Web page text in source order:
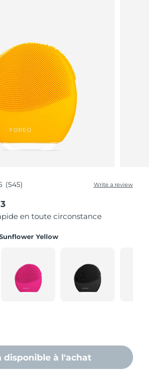
(545) Write a review
en toute circonstance
Yellow
disponible à l'achat